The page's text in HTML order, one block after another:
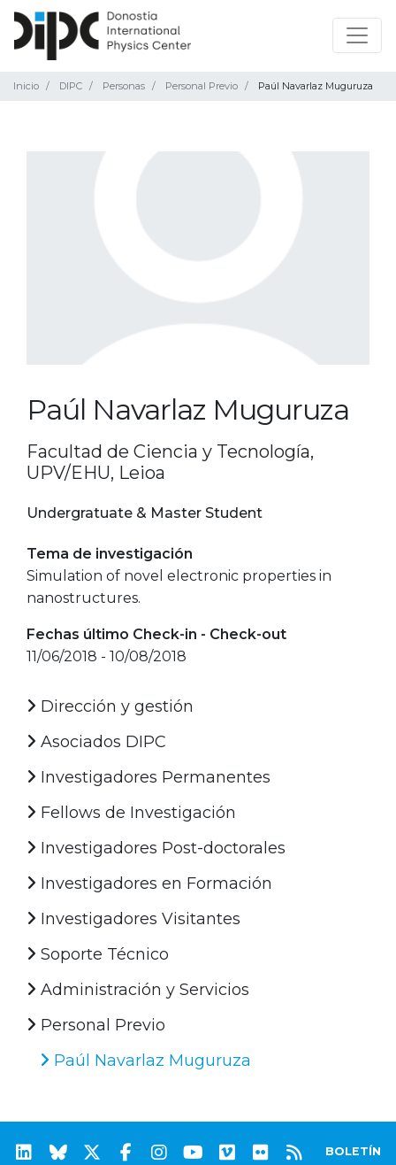
Inicio DIPC Personas Personal Previo Paúl Navarlaz Muguruza
Paúl Navarlaz Muguruza
Facultad de Ciencia y Tecnología,
UPV/EHU, Leioa
Undergratuate & Master Student
Tema de investigación
Simulation of novel electronic properties in
nanostructures.
Fechas último Check-in - Check-out
11/06/2018 - 10/08/2018
Dirección y gestión
Asociados DIPC
Investigadores Permanentes
Fellows de Investigación
Investigadores Post-doctorales
Investigadores en Formación
Investigadores Visitantes
Soporte Técnico
Administración y Servicios
Personal Previo
Paúl Navarlaz Muguruza
BOLETÍN